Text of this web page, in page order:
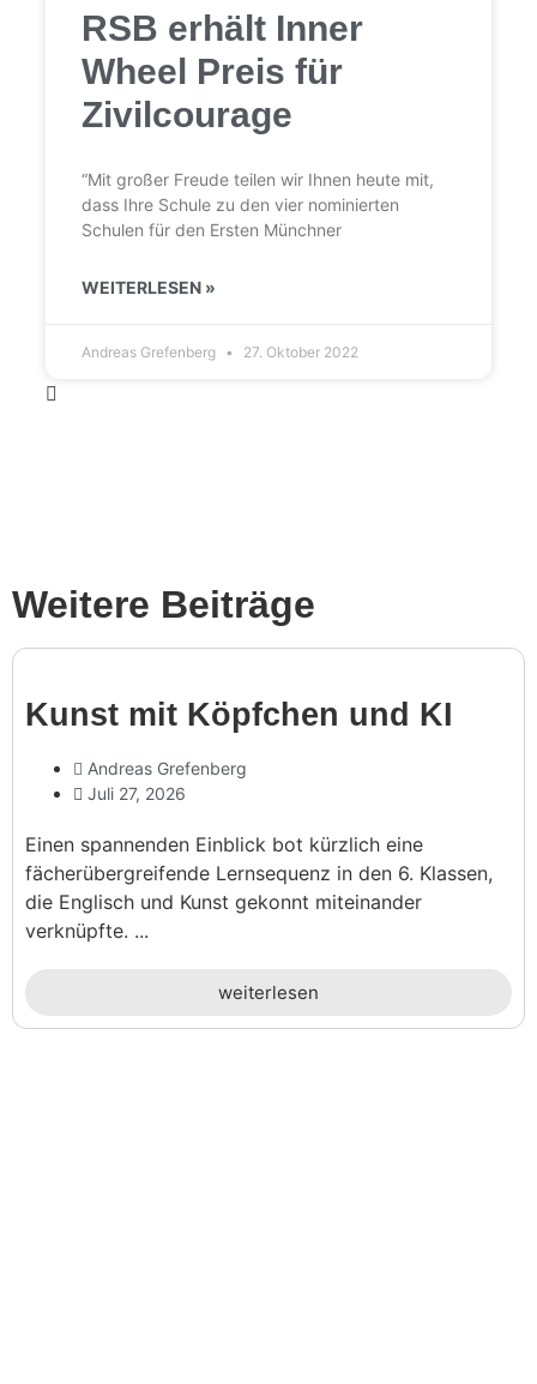
RSB erhält Inner
Wheel Preis für
Zivilcourage
“Mit großer Freude teilen wir Ihnen heute mit,
dass Ihre Schule zu den vier nomi­nierten
Schulen für den Ersten Münchner
WEITERLESEN »
Andreas Grefenberg 27. Oktober 2022
Weitere Beiträge
Kunst mit Köpf­chen und KI
Andreas Grefenberg
Juli 27, 2026
Einen spannenden Einblick bot kürzlich eine
fächerübergreifende Lernsequenz in den 6. Klassen,
die Englisch und Kunst gekonnt miteinander
verknüpfte. ...
weiterlesen